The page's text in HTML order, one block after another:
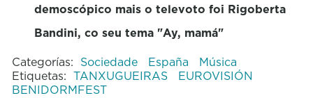
demoscópico mais o televoto foi Rigoberta
Bandini, co seu tema "Ay, mamá"
Categorías: Sociedade España
Música
Etiquetas: TANXUGUEIRAS
EUROVISIÓN
BENIDORMFEST